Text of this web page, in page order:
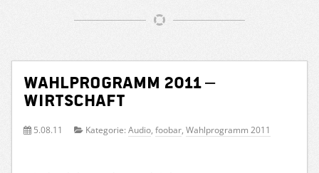
Wahlprogramm 2011 –
Wirtschaft
5.08.11 Kategorie: Audio, foobar, Wahlprogramm 2011